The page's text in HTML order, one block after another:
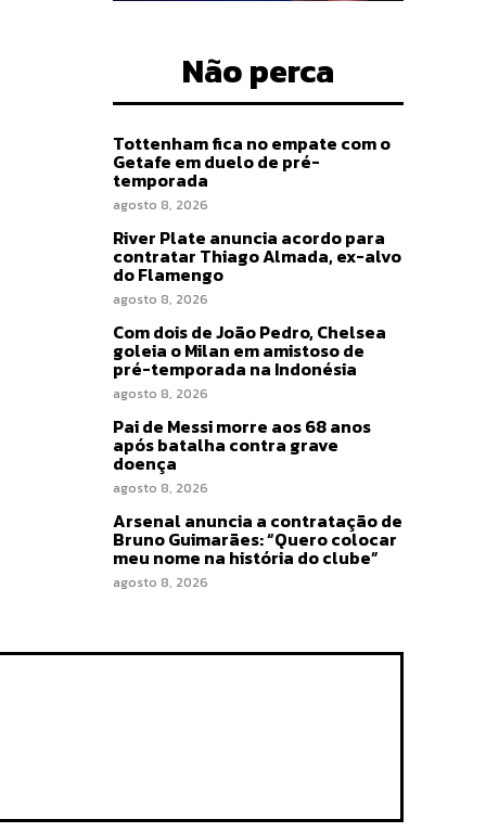
Não perca
Tottenham fica no empate com o
Getafe em duelo de pré-
temporada
agosto 8, 2026
River Plate anuncia acordo para
contratar Thiago Almada, ex-alvo
do Flamengo
agosto 8, 2026
Com dois de João Pedro, Chelsea
goleia o Milan em amistoso de
pré-temporada na Indonésia
agosto 8, 2026
Pai de Messi morre aos 68 anos
após batalha contra grave
doença
agosto 8, 2026
Arsenal anuncia a contratação de
Bruno Guimarães: “Quero colocar
meu nome na história do clube”
agosto 8, 2026